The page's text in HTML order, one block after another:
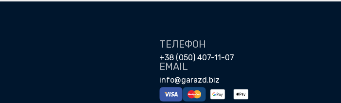
ТЕЛЕФОН
+38 (050) 407-11-07
EMAIL
info@garazd.biz